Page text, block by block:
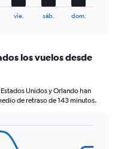
vie. sáb. dom.
los vuelos desde
Unidos y Orlando han
de retraso de 143 minutos.